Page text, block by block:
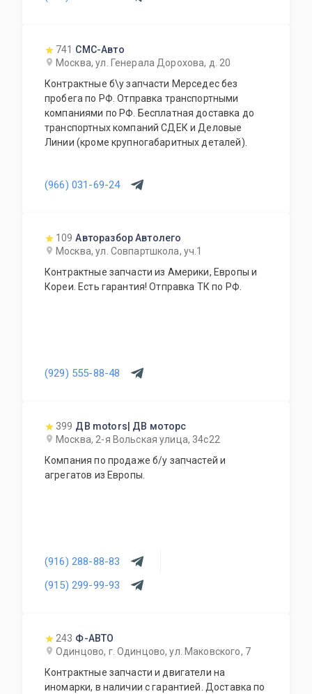
741 СМС-Авто
Москва, ул. Генерала Дорохова, д. 20
Контрактные б\у запчасти Мерседес без
пробега по РФ. Отправка транспортными
компаниями по РФ. Бесплатная доставка до
транспортных компаний СДЕК и Деловые
Линии (кроме крупногабаритных деталей).
(966) 031-69-24
109 Авторазбор Автолего
Москва, ул. Совпартшкола, уч.1
Контрактные запчасти из Америки, Европы и
Кореи. Есть гарантия! Отправка ТК по РФ.
(929) 555-88-48
399 ДВ motors| ДВ моторс
Москва, 2-я Вольская улица, 34с22
Компания по продаже б/у запчастей и
агрегатов из Европы.
(916) 288-88-83
(915) 299-99-93
243 Ф-АВТО
Одинцово, г. Одинцово, ул. Маковского, 7
Контрактные запчасти и двигатели на
иномарки, в наличии с гарантией. Доставка по